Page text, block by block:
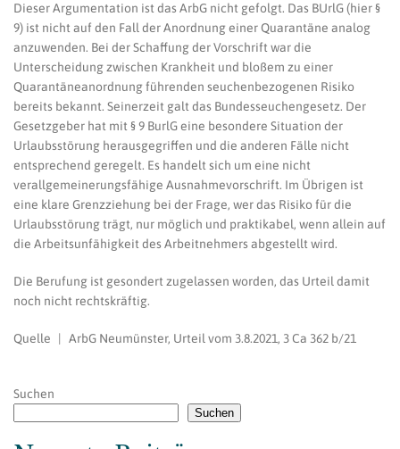
Dieser Argumentation ist das ArbG nicht gefolgt. Das BUrlG (hier §
9) ist nicht auf den Fall der Anordnung einer Quarantäne analog
anzuwenden. Bei der Schaffung der Vorschrift war die
Unterscheidung zwischen Krankheit und bloßem zu einer
Quarantäneanordnung führenden seuchenbezogenen Risiko
bereits bekannt. Seinerzeit galt das Bundesseuchengesetz. Der
Gesetzgeber hat mit § 9 BurlG eine besondere Situation der
Urlaubsstörung herausgegriffen und die anderen Fälle nicht
entsprechend geregelt. Es handelt sich um eine nicht
verallgemeinerungsfähige Ausnahmevorschrift. Im Übrigen ist
eine klare Grenzziehung bei der Frage, wer das Risiko für die
Urlaubsstörung trägt, nur möglich und praktikabel, wenn allein auf
die Arbeitsunfähigkeit des Arbeitnehmers abgestellt wird.
Die Berufung ist gesondert zugelassen worden, das Urteil damit
noch nicht rechtskräftig.
Quelle | ArbG Neumünster, Urteil vom 3.8.2021, 3 Ca 362 b/21
Suchen
Suchen